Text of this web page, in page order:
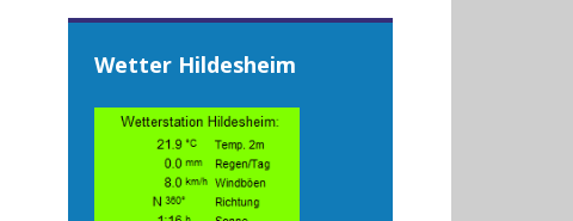
Wetter Hildesheim